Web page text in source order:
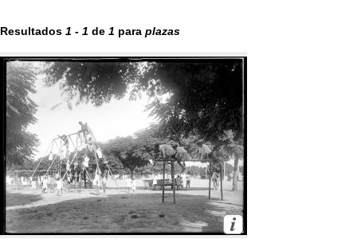
Resultados 1 - 1 de 1 para plazas